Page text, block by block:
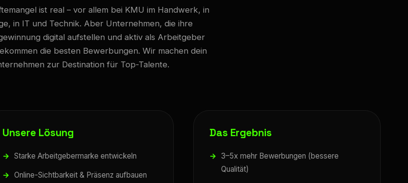
ist real – vor allem bei KMU im Handwerk, in
in IT und Technik. Aber Unternehmen, die ihre
digital aufstellen und aktiv als Arbeitgeber
die besten Bewerbungen. Wir machen dein
zur Destination für Top-Talente.
Unsere Lösung
Starke Arbeitgebermarke entwickeln
Online-Sichtbarkeit & Präsenz aufbauen
Das Ergebnis
3–5x mehr Bewerbungen (bessere
Qualität)